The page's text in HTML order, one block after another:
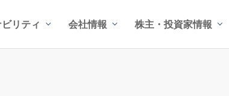
リティ 会社情報 株主・投資家情報